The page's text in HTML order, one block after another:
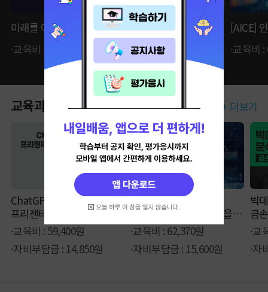
미래를 여는 AI 기초마스터
·교육비 : 59,400원 ·자비부담금 : 14,850원
[AICE]
·교육비
교육과정 + 더보기
ChatGPT를 활용한
프리젠테이션&기획서
순삭하기
·교육비 : 59,400원
·자비부담금 : 14,850원
[AICE]
인공지능활용능력향상을
위한 데이터 분석
·교육비 : 62,370원
·자비부담금 : 15,600원
빅
금
·교
·자